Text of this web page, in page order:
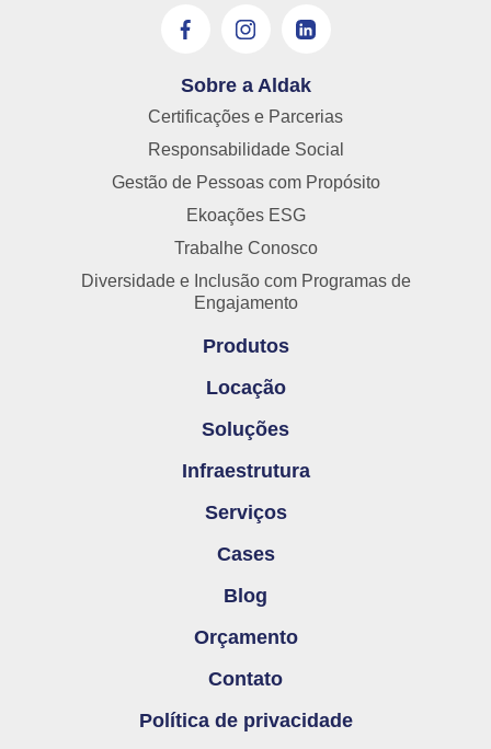
Sobre a Aldak
Certificações e Parcerias
Responsabilidade Social
Gestão de Pessoas com Propósito
Ekoações ESG
Trabalhe Conosco
Diversidade e Inclusão com Programas de
Engajamento
Produtos
Locação
Soluções
Infraestrutura
Serviços
Cases
Blog
Orçamento
Contato
Política de privacidade